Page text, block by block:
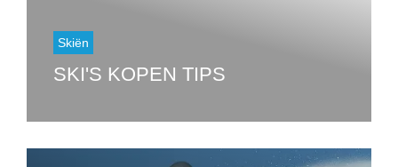
Skiën
SKI'S KOPEN TIPS